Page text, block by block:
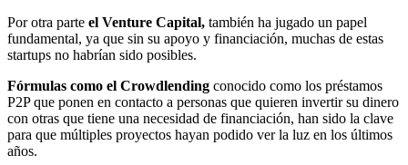
Por otra parte el Venture Capital, también ha jugado un papel
fundamental, ya que sin su apoyo y financiación, muchas de estas
startups no habrían sido posibles.
Fórmulas como el Crowdlending conocido como los préstamos
P2P que ponen en contacto a personas que quieren invertir su dinero
con otras que tiene una necesidad de financiación, han sido la clave
para que múltiples proyectos hayan podido ver la luz en los últimos
años.